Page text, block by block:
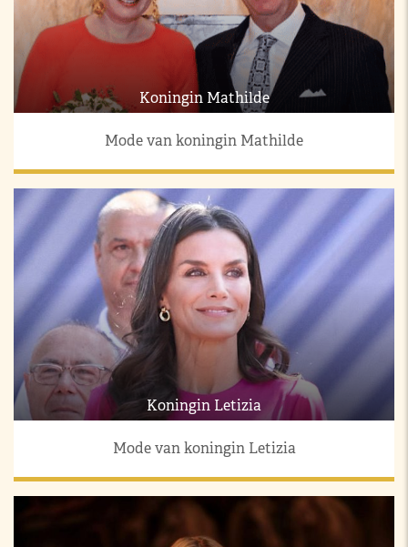
Koningin Mathilde
Mode van koningin Mathilde
Koningin Letizia
Mode van koningin Letizia